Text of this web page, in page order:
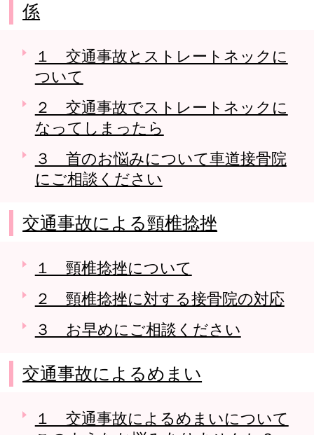
係
１ 交通事故とストレートネックに
ついて
２ 交通事故でストレートネックに
なってしまったら
３ 首のお悩みについて車道接骨院
にご相談ください
交通事故による頸椎捻挫
１ 頸椎捻挫について
２ 頸椎捻挫に対する接骨院の対応
３ お早めにご相談ください
交通事故によるめまい
１ 交通事故によるめまいについて